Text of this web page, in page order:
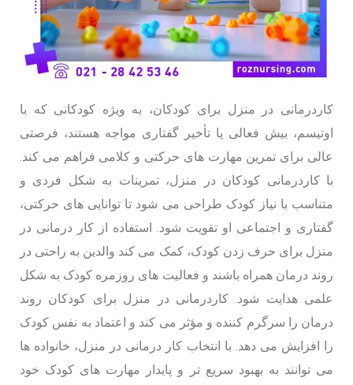
کاردرمانی در منزل برای کودکان، به ویژه کودکانی که با
اوتیسم، بیش فعالی یا تأخیر گفتاری مواجه هستند، فرصتی
عالی برای تمرین مهارت های حرکتی و کلامی فراهم می کند.
با کاردرمانی کودکان در منزل، تمرینات به شکل فردی و
متناسب با نیاز کودک طراحی می شود تا توانایی های حرکتی،
گفتاری و اجتماعی او تقویت شود. استفاده از کار درمانی در
منزل برای حرف زدن کودک، کمک می کند والدین به راحتی در
روند درمان همراه باشند و فعالیت های روزمره کودک به شکل
علمی هدایت شود. کاردرمانی در منزل برای کودکان روند
درمان را سرگرم کننده و مؤثر می کند و اعتماد به نفس کودک
را افزایش می دهد. با انتخاب کار درمانی در منزل، خانواده ها
می توانند به بهبود سریع تر و پایدار مهارت های کودک خود